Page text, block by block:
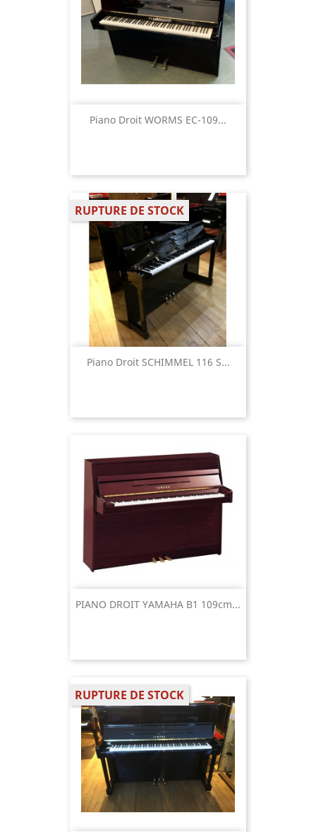
Piano Droit WORMS EC-109...
Piano Droit SCHIMMEL 116 S...
RUPTURE DE STOCK
PIANO DROIT YAMAHA B1 109cm...
RUPTURE DE STOCK